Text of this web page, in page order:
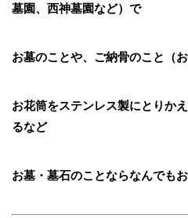
墓園、西神墓園など）で
お墓のことや、ご納骨のこと（
お花筒をステンレス製にとりか
るなど
お墓・墓石のことならなんでも